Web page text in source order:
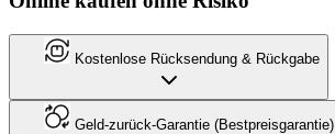
Kostenlose Rücksendung & Rückgabe
Geld-zurück-Garantie (Bestpreisgarantie)